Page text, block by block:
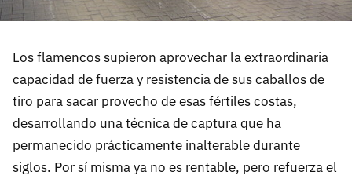
Los flamencos supieron aprovechar la extraordinaria
capacidad de fuerza y resistencia de sus caballos de
tiro para sacar provecho de esas fértiles costas,
desarrollando una técnica de captura que ha
permanecido prácticamente inalterable durante
siglos. Por sí misma ya no es rentable, pero refuerza el